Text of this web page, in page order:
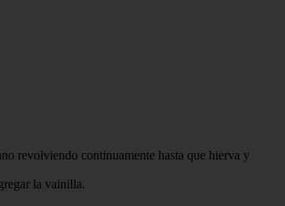
revolviendo continuamente hasta que hierva y
la vainilla.